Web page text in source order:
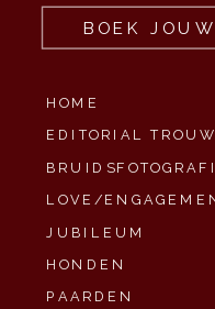
BOEK
PAARDEN
HONDEN
JUBILEUM
EDITORIAL
HOME
LOVE/